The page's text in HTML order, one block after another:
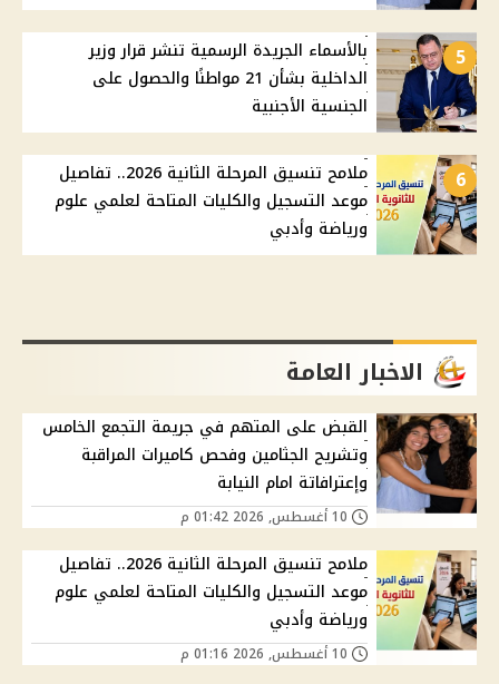
5
بالأسماء الجريدة الرسمية تنشر قرار وزير
الداخلية بشأن 21 مواطنًا والحصول على
الجنسية الأجنبية
6
ملامح تنسيق المرحلة الثانية 2026.. تفاصيل
موعد التسجيل والكليات المتاحة لعلمي علوم
ورياضة وأدبي
الاخبار العامة
القبض على المتهم في جريمة التجمع الخامس
وتشريح الجثامين وفحص كاميرات المراقبة
وإعترافاتة امام النيابة
ملامح تنسيق المرحلة الثانية 2026.. تفاصيل
موعد التسجيل والكليات المتاحة لعلمي علوم
ورياضة وأدبي